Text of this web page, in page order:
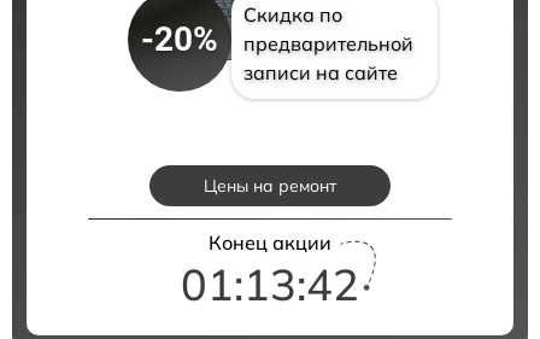
-20%
Скидка по
предварительной
записи на сайте
Цены на ремонт
Конец акции
01:13:41